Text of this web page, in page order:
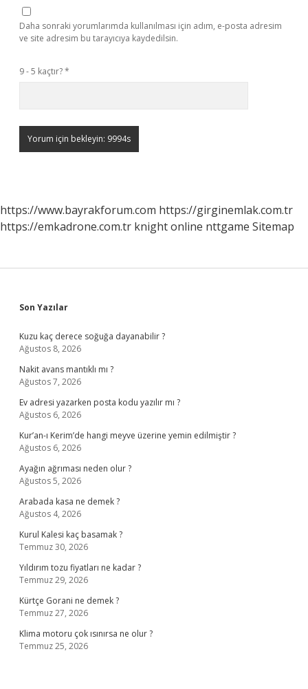
Daha sonraki yorumlarımda kullanılması için adım, e-posta adresim
ve site adresim bu tarayıcıya kaydedilsin.
9 - 5 kaçtır?*
https://www.bayrakforum.com https://girginemlak.com.tr
https://emkadrone.com.tr knight online nttgame Sitemap
Sidebar
Son Yazılar
Kuzu kaç derece soğuğa dayanabilir ?
Ağustos 8, 2026
Nakit avans mantıklı mı ?
Ağustos 7, 2026
Ev adresi yazarken posta kodu yazılır mı ?
Ağustos 6, 2026
Kur’an-ı Kerim’de hangi meyve üzerine yemin edilmiştir ?
Ağustos 6, 2026
Ayağın ağrıması neden olur ?
Ağustos 5, 2026
Arabada kasa ne demek ?
Ağustos 4, 2026
Kurul Kalesi kaç basamak ?
Temmuz 30, 2026
Yıldırım tozu fiyatları ne kadar ?
Temmuz 29, 2026
Kürtçe Gorani ne demek ?
Temmuz 27, 2026
Klima motoru çok ısınırsa ne olur ?
Temmuz 25, 2026